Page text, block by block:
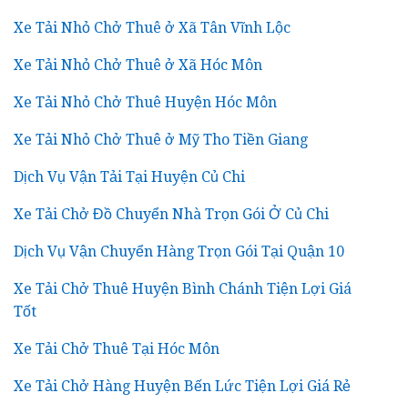
Xe Tải Nhỏ Chở Thuê ở Xã Tân Vĩnh Lộc
Xe Tải Nhỏ Chở Thuê ở Xã Hóc Môn
Xe Tải Nhỏ Chở Thuê Huyện Hóc Môn
Xe Tải Nhỏ Chở Thuê ở Mỹ Tho Tiền Giang
Dịch Vụ Vận Tải Tại Huyện Củ Chi
Xe Tải Chở Đồ Chuyển Nhà Trọn Gói Ở Củ Chi
Dịch Vụ Vận Chuyển Hàng Trọn Gói Tại Quận 10
Xe Tải Chở Thuê Huyện Bình Chánh Tiện Lợi Giá
Tốt
Xe Tải Chở Thuê Tại Hóc Môn
Xe Tải Chở Hàng Huyện Bến Lức Tiện Lợi Giá Rẻ